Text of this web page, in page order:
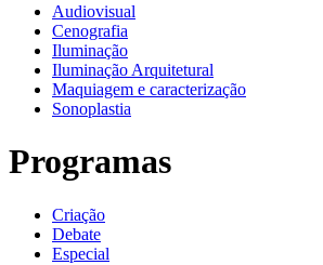
Audiovisual
Cenografia
Iluminação
Iluminação Arquitetural
Maquiagem e caracterização
Sonoplastia
Programas
Criação
Debate
Especial